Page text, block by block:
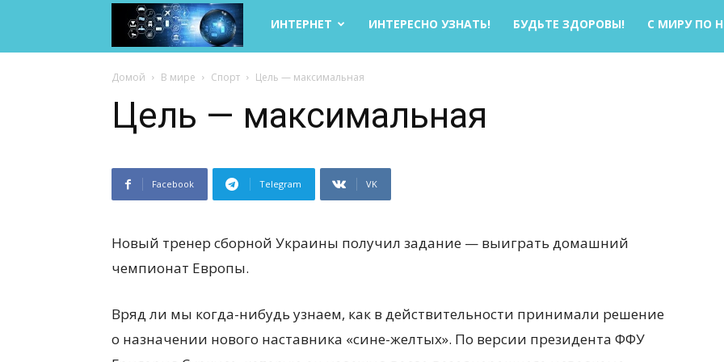
Life
Internet
ИНТЕРНЕТ ИНТЕРЕСНО УЗНАТЬ! БУДЬТЕ ЗДОРОВЫ! С МИРУ ПО
Домой В мире Спорт Цель — максимальная
Цель — максимальная
Facebook Telegram VK
Новый тренер сборной Украины получил задание — выиграть домашний
чемпионат Европы.
Вряд ли мы когда-нибудь узнаем, как в действительности принимали решение
о назначении нового наставника «сине-желтых». По версии президента ФФУ